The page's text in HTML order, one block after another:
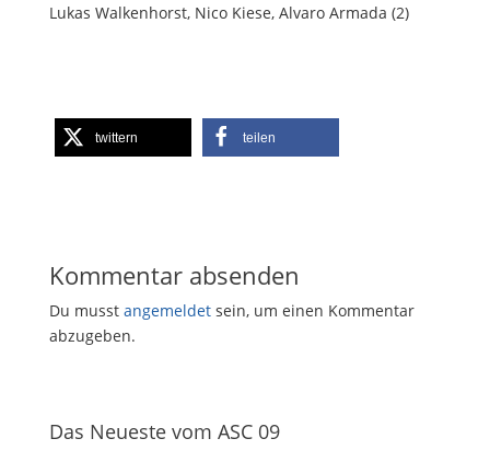
Lukas Walkenhorst, Nico Kiese, Alvaro Armada (2)
twittern teilen
Kommentar absenden
Du musst angemeldetsein, um einen Kommentar
abzugeben.
Das Neueste vom ASC 09